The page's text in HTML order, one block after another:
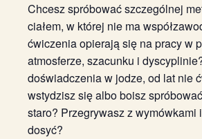
Chcesz spróbować szczególnej
ciałem, w której nie ma
ćwiczenia opierają się na pracy w
atmosferze, szacunku i
doświadczenia w jodze, od lat nie
wstydzisz się albo boisz
staro? Przegrywasz z wymówkami
dosyć?